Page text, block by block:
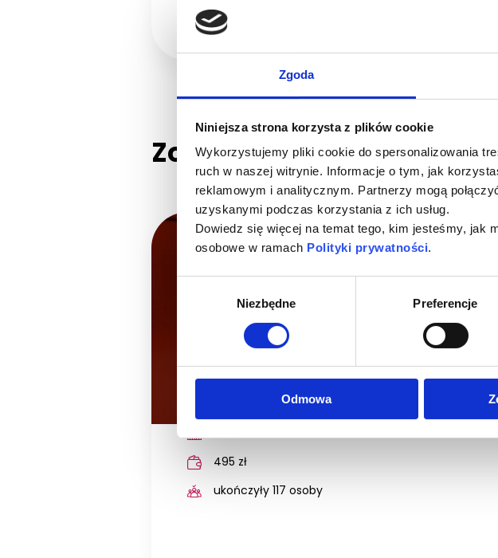
Zgoda
Niniejsza strona korzysta z plików cookie
Wykorzystujemy pliki cookie do spersonalizowania
ruch w naszej witrynie. Informacje o tym, jak
reklamowym i analitycznym. Partnerzy mogą
uzyskanymi podczas korzystania z ich usług.
Dowiedz się więcej na temat tego, kim jesteśmy, jak
osobowe w ramach Polityki prywatności.
Niezbędne Preferencje
Odmowa
Zobacz szkolenia online
webinar NOWOŚĆ
495 zł
ukończyły 117 osoby